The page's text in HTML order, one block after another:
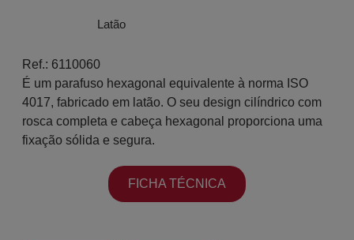
Latão
Ref.: 6110060
É um parafuso hexagonal equivalente à norma ISO
4017, fabricado em latão. O seu design cilíndrico com
rosca completa e cabeça hexagonal proporciona uma
fixação sólida e segura.
FICHA TÉCNICA